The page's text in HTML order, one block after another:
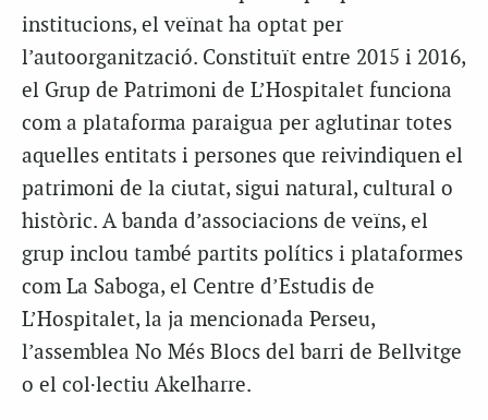
institucions, el veïnat ha optat per
l’autoorganització. Constituït entre 2015 i 2016,
el Grup de Patrimoni de L’Hospitalet funciona
com a plataforma paraigua per aglutinar totes
aquelles entitats i persones que reivindiquen el
patrimoni de la ciutat, sigui natural, cultural o
històric. A banda d’associacions de veïns, el
grup inclou també partits polítics i plataformes
com La Saboga, el Centre d’Estudis de
L’Hospitalet, la ja mencionada Perseu,
l’assemblea No Més Blocs del barri de Bellvitge
o el col·lectiu Akelharre.